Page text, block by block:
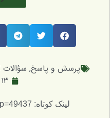
و پاسخ,سؤالات اعتقادی,